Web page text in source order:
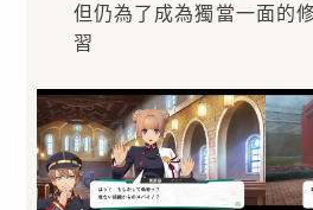
但仍為了成為獨當一面的
習